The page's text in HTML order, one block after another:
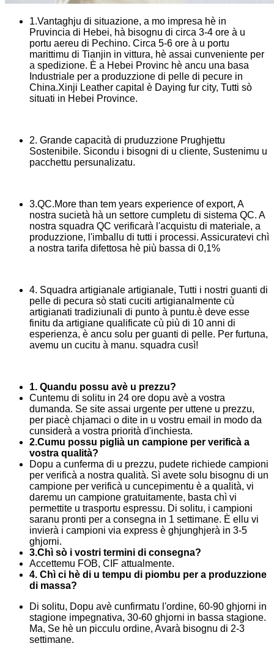
1.Vantaghju di situazione, a mo impresa hè in
Pruvincia di Hebei, hà bisognu di circa 3-4 ore à u
portu aereu di Pechino. Circa 5-6 ore à u portu
marittimu di Tianjin in vittura, hè assai cunveniente per
a spedizione. È a Hebei Provinc hè ancu una basa
Industriale per a produzzione di pelle di pecure in
China.Xinji Leather capital è Daying fur city, Tutti sò
situati in Hebei Province.
2. Grande capacità di pruduzzione Prughjettu
Sostenibile. Sicondu i bisogni di u cliente, Sustenimu u
pacchettu persunalizatu.
3.QC.More than tem years experience of export, A
nostra sucietà hà un settore cumpletu di sistema QC. A
nostra squadra QC verificarà l'acquistu di materiale, a
produzzione, l'imballu di tutti i processi. Assicuratevi chì
a nostra tarifa difettosa hè più bassa di 0,1%
4. Squadra artigianale artigianale, Tutti i nostri guanti di
pelle di pecura sò stati cuciti artigianalmente cù
artigianati tradiziunali di punto à puntu.è deve esse
finitu da artigiane qualificate cù più di 10 anni di
esperienza, è ancu solu per guanti di pelle. Per furtuna,
avemu un cucitu à manu. squadra cusì!
1. Quandu possu avè u prezzu?
Cuntemu di solitu in 24 ore dopu avè a vostra
dumanda. Se site assai urgente per uttene u prezzu,
per piacè chjamaci o dite in u vostru email in modo da
cunsiderà a vostra priorità d'inchiesta.
2.Cumu possu piglià un campione per verificà a
vostra qualità?
Dopu a cunferma di u prezzu, pudete richiede campioni
per verificà a nostra qualità. Sì avete solu bisognu di un
campione per verificà u cuncepimentu è a qualità, vi
daremu un campione gratuitamente, basta chì vi
permettite u trasportu espressu. Di solitu, i campioni
saranu pronti per a consegna in 1 settimane. È ellu vi
invierà i campioni via express è ghjunghjerà in 3-5
ghjorni.
3.Chì sò i vostri termini di consegna?
Accettemu FOB, CIF attualmente.
4. Chì ci hè di u tempu di piombu per a produzzione
di massa?
Di solitu, Dopu avè cunfirmatu l'ordine, 60-90 ghjorni in
stagione impegnativa, 30-60 ghjorni in bassa stagione.
Ma, Se hè un picculu ordine, Avarà bisognu di 2-3
settimane.